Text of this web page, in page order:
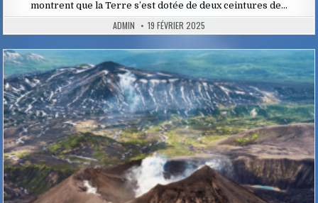
montrent que la Terre s’est dotée de deux ceintures de…
ADMIN 19 FÉVRIER 2025
Posted
in